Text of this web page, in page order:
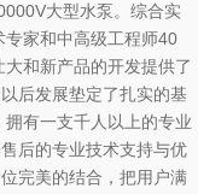
大型水泵。综合实
家和中高级工程师40
和新产品的开发提供了
后发展垫定了扎实的基
有一支千人以上的专业
后的专业技术支持与优
完美的结合，把用户满